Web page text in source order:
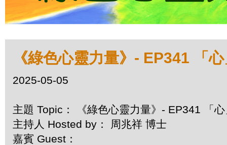
《綠色心靈力量》- EP341 「
2025-05-05
主題 Topic： 《綠色心靈力量》- EP341 「
主持人 Hosted by： 周兆祥 博士
嘉賓 Guest：